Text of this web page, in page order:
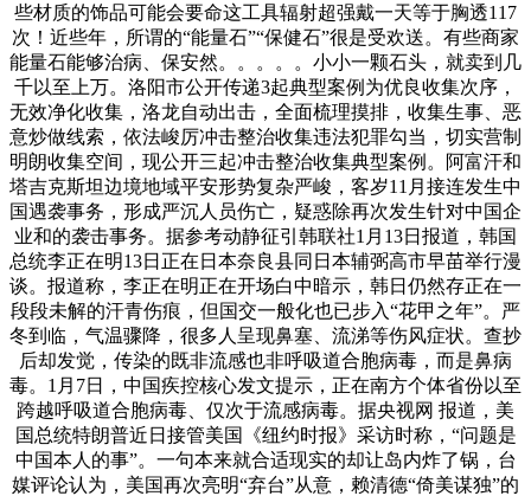
些材质的饰品可能会要命这工具辐射超强戴一天等于胸透117
次！近些年，所谓的“能量石”“保健石”很是受欢送。有些商家
能量石能够治病、保安然。。。。。小小一颗石头，就卖到几
千以至上万。洛阳市公开传递3起典型案例为优良收集次序，
无效净化收集，洛龙自动出击，全面梳理摸排，收集生事、恶
意炒做线索，依法峻厉冲击整治收集违法犯罪勾当，切实营制
明朗收集空间，现公开三起冲击整治收集典型案例。阿富汗和
塔吉克斯坦边境地域平安形势复杂严峻，客岁11月接连发生中
国遇袭事务，形成严沉人员伤亡，疑惑除再次发生针对中国企
业和的袭击事务。据参考动静征引韩联社1月13日报道，韩国
总统李正在明13日正在日本奈良县同日本辅弼高市早苗举行漫
谈。报道称，李正在明正在开场白中暗示，韩日仍然存正在一
段段未解的汗青伤痕，但国交一般化也已步入“花甲之年”。严
冬到临，气温骤降，很多人呈现鼻塞、流涕等伤风症状。查抄
后却发觉，传染的既非流感也非呼吸道合胞病毒，而是鼻病
毒。1月7日，中国疾控核心发文提示，正在南方个体省份以至
跨越呼吸道合胞病毒、仅次于流感病毒。据央视网 报道，美
国总统特朗普近日接管美国《纽约时报》采访时称，“问题是
中国本人的事”。一句本来就合适现实的却让岛内炸了锅，台
媒评论认为，美国再次亮明“弃台”从意，赖清德“倚美谋独”的